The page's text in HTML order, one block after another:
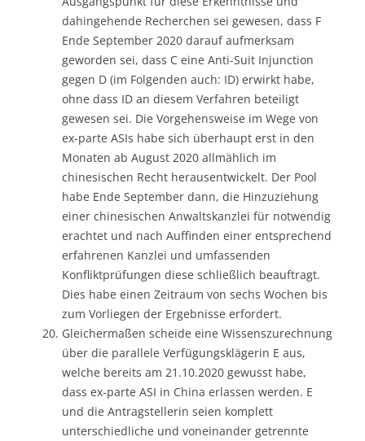
dahingehende Recherchen sei gewesen, dass F
Ende September 2020 darauf aufmerksam
geworden sei, dass C eine Anti-Suit Injunction
gegen D (im Folgenden auch: ID) erwirkt habe,
ohne dass ID an diesem Verfahren beteiligt
gewesen sei. Die Vorgehensweise im Wege von
ex-parte ASIs habe sich überhaupt erst in den
Monaten ab August 2020 allmählich im
chinesischen Recht herausentwickelt. Der Pool
habe Ende September dann, die Hinzuziehung
einer chinesischen Anwaltskanzlei für notwendig
erachtet und nach Auffinden einer entsprechend
erfahrenen Kanzlei und umfassenden
Konfliktprüfungen diese schließlich beauftragt.
Dies habe einen Zeitraum von sechs Wochen bis
zum Vorliegen der Ergebnisse erfordert.
Gleichermaßen scheide eine Wissenszurechnung
über die parallele Verfügungsklägerin E aus,
welche bereits am 21.10.2020 gewusst habe,
dass ex-parte ASI in China erlassen werden. E
und die Antragstellerin seien komplett
unterschiedliche und voneinander getrennte